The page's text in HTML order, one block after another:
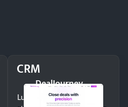
CRM
DealJourney
Luk flere salg med et